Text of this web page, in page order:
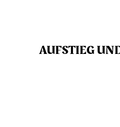
AUFSTIEG